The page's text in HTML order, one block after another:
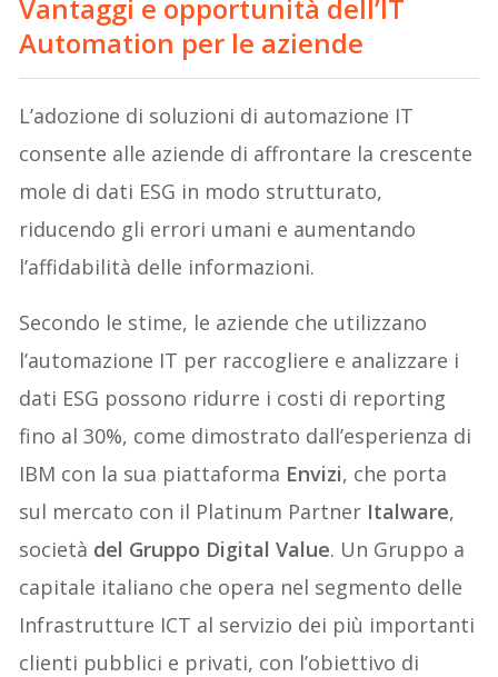
Vantaggi e opportunità dell’IT
Automation per le aziende
L’adozione di soluzioni di automazione IT
consente alle aziende di affrontare la crescente
mole di dati ESG in modo strutturato,
riducendo gli errori umani e aumentando
l’affidabilità delle informazioni.
Secondo le stime, le aziende che utilizzano
l’automazione IT per raccogliere e analizzare i
dati ESG possono ridurre i costi di reporting
fino al 30%, come dimostrato dall’esperienza di
IBM con la sua piattaforma Envizi, che porta
sul mercato con il Platinum Partner Italware,
società del Gruppo Digital Value. Un Gruppo a
capitale italiano che opera nel segmento delle
Infrastrutture ICT al servizio dei più importanti
clienti pubblici e privati, con l’obiettivo di